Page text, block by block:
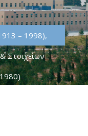
– 1998),
Στοιχείων